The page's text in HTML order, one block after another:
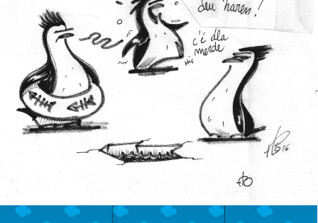
PÔLE LIQUEUR